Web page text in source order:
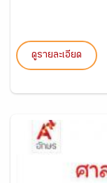
ดูรายละเอียด